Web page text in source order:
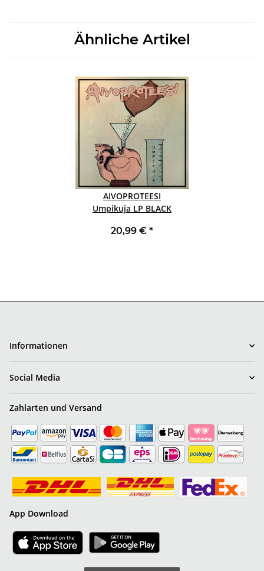
Ähnliche Artikel
AIVOPROTEESI
Umpikuja LP BLACK
20,99 € *
Informationen
Social Media
Zahlarten und Versand
App Download